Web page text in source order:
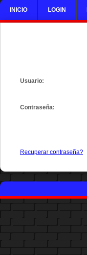
INICIO LOGIN
Usuario:
Contraseña:
Recuperar contraseña?